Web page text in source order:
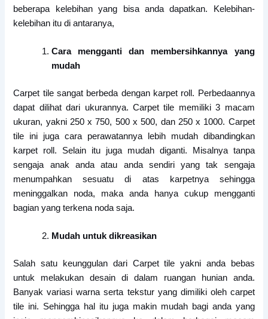
beberapa kelebihan yang bisa anda dapatkan. Kelebihan-
kelebihan itu di antaranya,
Cara mengganti dan membersihkannya yang
mudah
Carpet tile sangat berbeda dengan karpet roll. Perbedaannya
dapat dilihat dari ukurannya. Carpet tile memiliki 3 macam
ukuran, yakni 250 x 750, 500 x 500, dan 250 x 1000. Carpet
tile ini juga cara perawatannya lebih mudah dibandingkan
karpet roll. Selain itu juga mudah diganti. Misalnya tanpa
sengaja anak anda atau anda sendiri yang tak sengaja
menumpahkan sesuatu di atas karpetnya sehingga
meninggalkan noda, maka anda hanya cukup mengganti
bagian yang terkena noda saja.
Mudah untuk dikreasikan
Salah satu keunggulan dari Carpet tile yakni anda bebas
untuk melakukan desain di dalam ruangan hunian anda.
Banyak variasi warna serta tekstur yang dimiliki oleh carpet
tile ini. Sehingga hal itu juga makin mudah bagi anda yang